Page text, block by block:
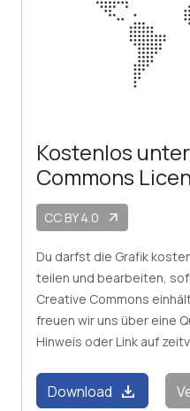
Kostenlos
Commons
CC BY 4.0 arrow_outward
Du darfst die Grafik
teilen und bearbeiten,
Creative Commons
freuen wir uns über eine
Hinweis oder Link auf
Download download